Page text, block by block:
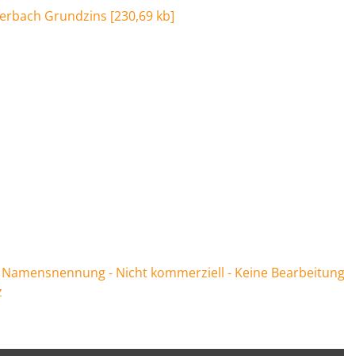
Grundzins [230,69 kb]
- Nicht kommerziell - Keine